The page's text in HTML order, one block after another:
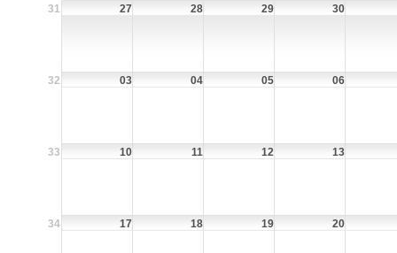
31
27 28 29 30
32 03 04 05 06
33 10 11 12 13
34 17 18 19 20